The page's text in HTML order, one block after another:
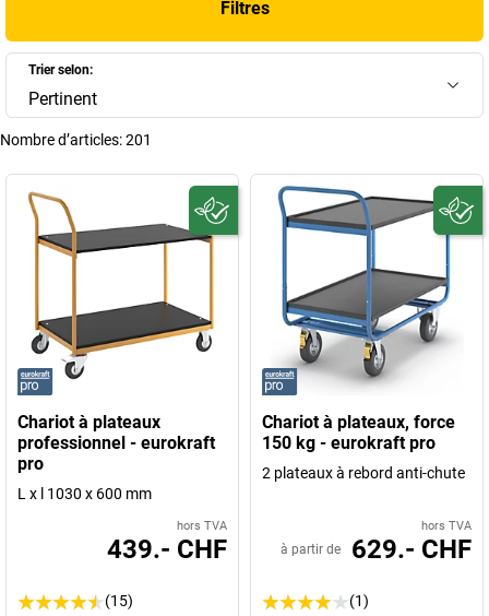
alliez fiabilité, confort et performance.
+Afficher plus
Filtres
Trier selon:
Pertinent
Nombre d’articles:201
Chariot à plateaux
professionnel - eurokraft
pro
L x l 1030 x 600 mm
hors TVA
439.- CHF
(15)
Chariot à plateaux, force
150 kg - eurokraft pro
2 plateaux à rebord anti-chute
hors TVA
à partir de 629.- CHF
(1)